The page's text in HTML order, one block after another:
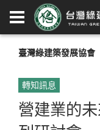
臺灣綠建築發展協會
轉知訊息
營建業的